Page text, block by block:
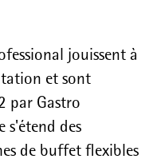
jouissent à
et sont
par Gastro
s'étend des
de buffet flexibles